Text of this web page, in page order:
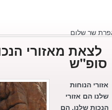
לצאת מאזורי
סופ"ש
אזורי הנוחות
שלנו הם אזורי
הנכות שלנו. הם